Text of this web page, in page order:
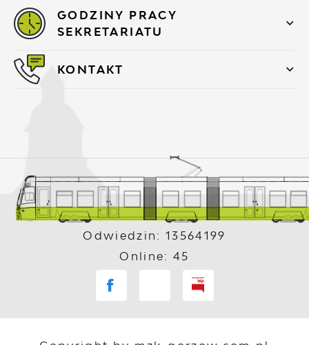
GODZINY PRACY
SEKRETARIATU
KONTAKT
Odwiedzin: 13564199
Online: 45